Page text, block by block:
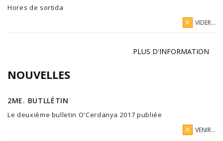
Hores de sortida
VIDER...
PLUS D'INFORMATION
NOUVELLES
2ME. BUTLLÉTIN
Le deuxième bulletin O'Cerdanya 2017 publiée
VENIR...